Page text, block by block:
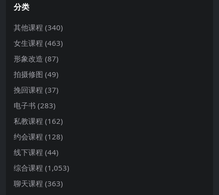
分类
其他课程 (340)
女生课程 (463)
形象改造 (87)
拍摄修图 (49)
挽回课程 (37)
电子书 (283)
私教课程 (162)
约会课程 (128)
线下课程 (44)
综合课程 (1,053)
聊天课程 (363)